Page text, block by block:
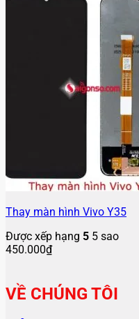
Thay màn hình Vivo Y35
Được xếp hạng 5 5 sao
450.000₫
VỀ CHÚNG TÔI